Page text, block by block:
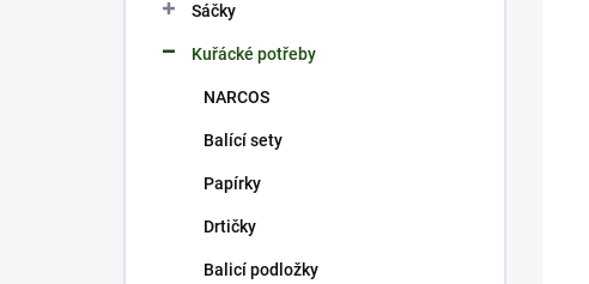
Sáčky
Kuřácké potřeby
NARCOS
Balící sety
Papírky
Drtičky
Balicí podložky